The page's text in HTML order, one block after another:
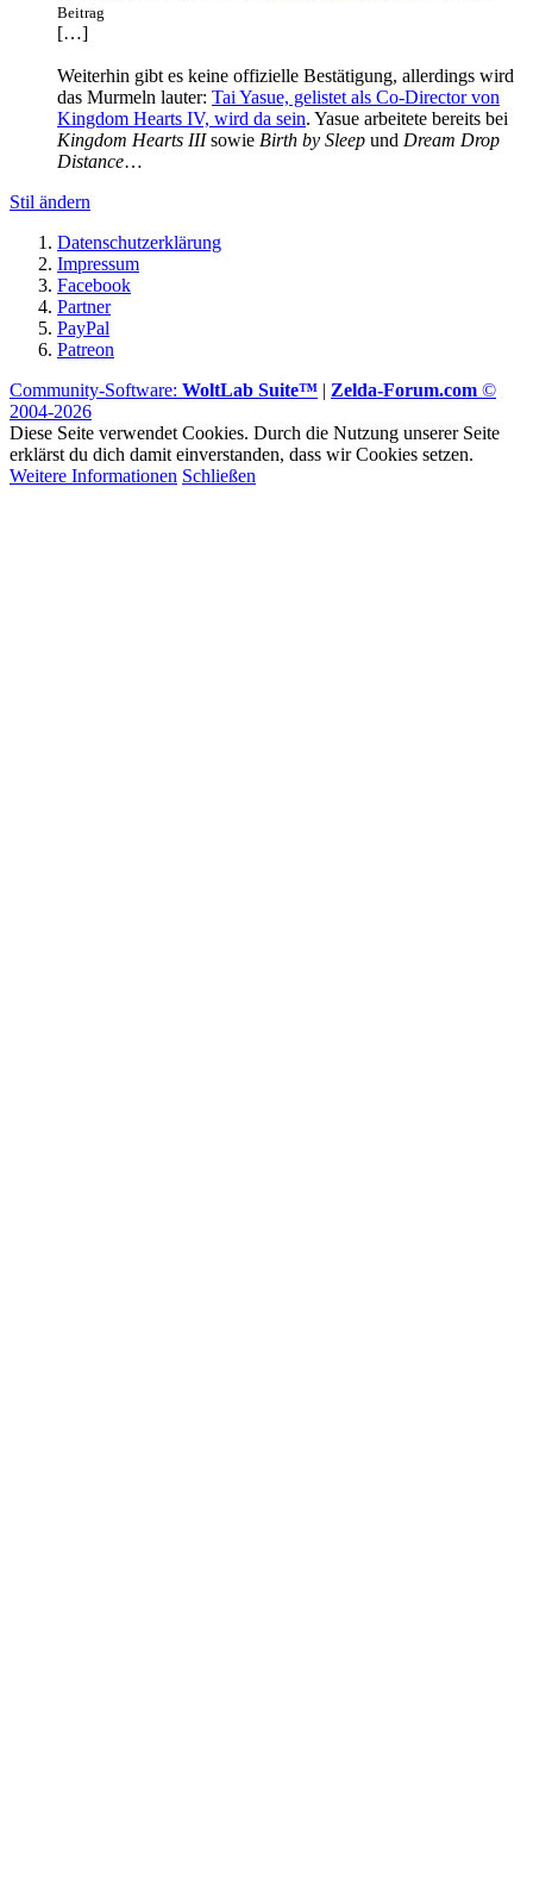
Beitrag
[…]
Weiterhin gibt es keine offizielle Bestätigung, allerdings wird
das Murmeln lauter: Tai Yasue, gelistet als Co-Director von
Kingdom Hearts IV, wird da sein. Yasue arbeitete bereits bei
Kingdom Hearts IIIsowie Birth by Sleep und Dream Drop
Distance…
Stil ändern
Datenschutzerklärung
Impressum
Facebook
Partner
PayPal
Patreon
Community-Software: WoltLab Suite™ | Zelda-Forum.com ©
2004-2026
Diese Seite verwendet Cookies. Durch die Nutzung unserer Seite
erklärst du dich damit einverstanden, dass wir Cookies setzen.
Weitere Informationen Schließen